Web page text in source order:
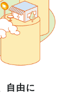
自由に